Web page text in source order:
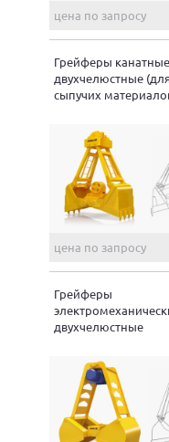
цена по запросу
Грейферы канатные
двухчелюстные (для
сыпучих
цена по запросу
Грейферы
двухчелюстные